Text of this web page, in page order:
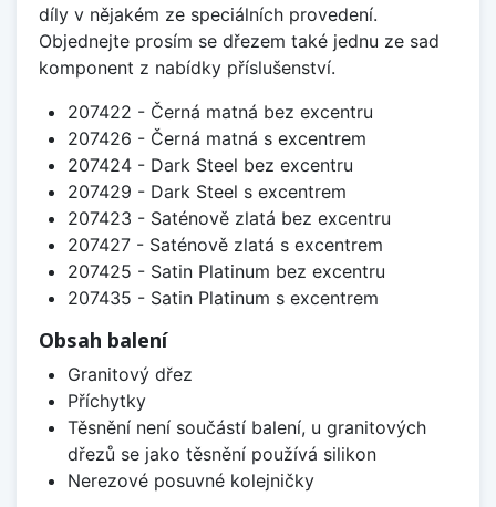
díly v nějakém ze speciálních provedení.
Objednejte prosím se dřezem také jednu ze sad
komponent z nabídky příslušenství.
207422 - Černá matná bez excentru
207426 - Černá matná s excentrem
207424 - Dark Steel bez excentru
207429 - Dark Steel s excentrem
207423 - Saténově zlatá bez excentru
207427 - Saténově zlatá s excentrem
207425 - Satin Platinum bez excentru
207435 - Satin Platinum s excentrem
Obsah balení
Granitový dřez
Příchytky
Těsnění není součástí balení, u granitových
dřezů se jako těsnění používá silikon
Nerezové posuvné kolejničky